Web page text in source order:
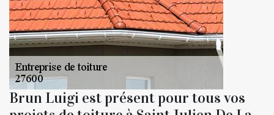
Brun Luigi est présent pour tous vos